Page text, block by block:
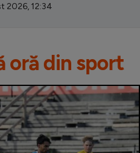
2026, 12:34
oră din sport